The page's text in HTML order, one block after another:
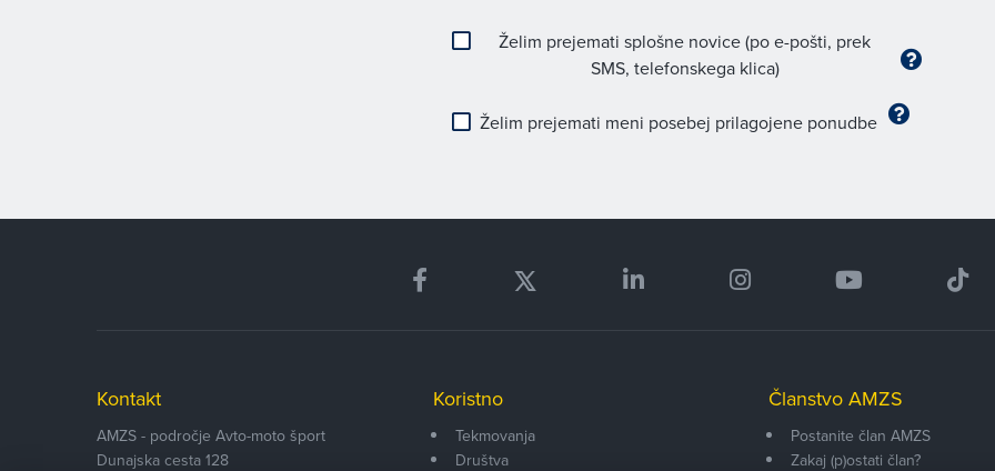
Želim prejemati splošne novice (po e-pošti, prek
SMS, telefonskega klica)
Želim prejemati meni posebej prilagojene ponudbe
Kontakt
AMZS - področje Avto-moto šport
Dunajska cesta 128
Koristno
Tekmovanja
Društva
Članstvo AMZS
Postanite član AMZS
Zakaj (p)ostati član?